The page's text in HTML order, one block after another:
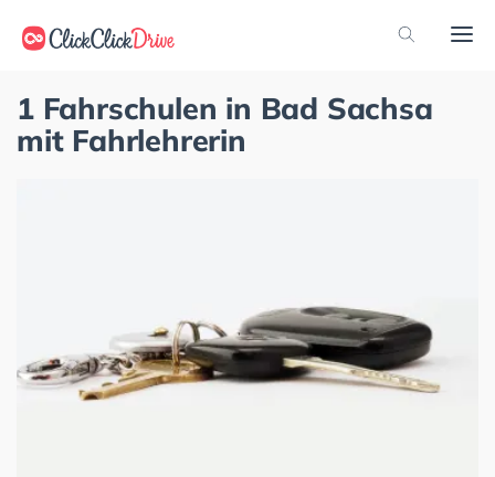
1 Fahrschulen in Bad Sachsa
mit Fahrlehrerin